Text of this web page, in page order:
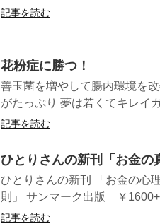
記事を読む
花粉症に勝つ！
善玉菌を増やして腸内環境を
がたっぷり 夢は若くてキレイ
記事を読む
ひとりさんの新刊「お金の
ひとりさんの新刊 「お金の心
則」 サンマーク出版 ￥1600+
記事を読む